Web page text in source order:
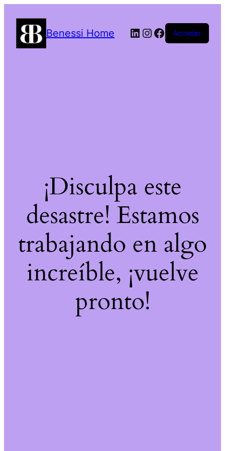
Benessi Home LinkedIn
Instagram
Facebook
Acceder
¡Disculpa este
desastre! Estamos
trabajando en algo
increíble, ¡vuelve
pronto!